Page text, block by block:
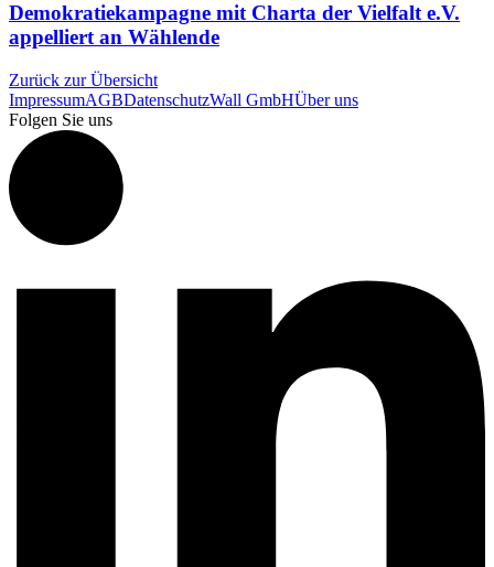
Demokratiekampagne mit Charta der Vielfalt e.V.
appelliert an Wählende
Zurück zur Übersicht
ImpressumAGBDatenschutzWall GmbHÜber uns
Folgen Sie uns